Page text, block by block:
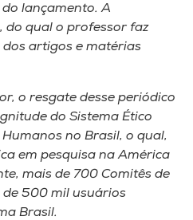
lançamento. A
do qual o professor faz
artigos e matérias
o resgate desse periódico
do Sistema Ético
no Brasil, o qual,
em pesquisa na América
mais de 700 Comitês de
de 500 mil usuários
Brasil.